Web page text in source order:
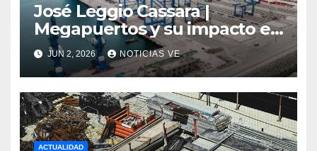
José Leggio Cassara |
Megapuertos y su impacto en
el turismo y el comercio
global
JUN 2, 2026 NOTICIAS VE
ACTUALIDAD